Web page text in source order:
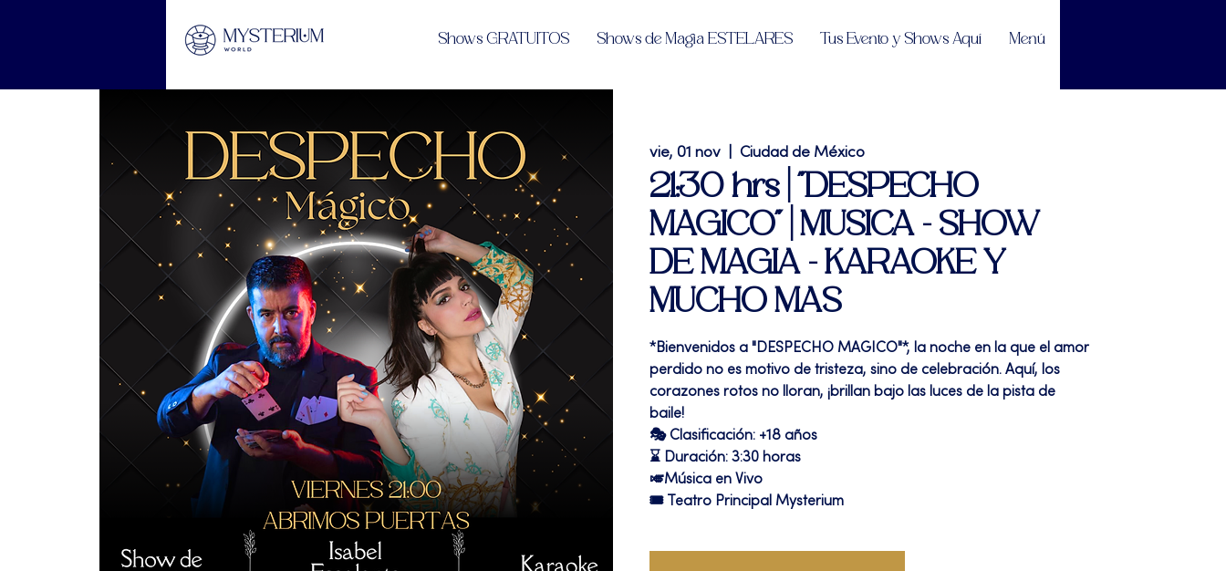
Shows GRATUITOS Shows de Magia ESTELARES Tus Evento y Shows Aquí Menú
vie, 01 nov Ciudad de México
21:30 hrs | "DESPECHO
MAGICO" | MUSICA - SHOW
DE MAGIA - KARAOKE Y
MUCHO MAS
*Bienvenidos a "DESPECHO MAGICO"*, la noche en la que el amor
perdido no es motivo de tristeza, sino de celebración. Aquí, los
corazones rotos no lloran, ¡brillan bajo las luces de la pista de
baile!
🎭 Clasificación: +18 años
⌛ Duración: 3:30 horas
🎺Música en Vivo
🎟 Teatro Principal Mysterium